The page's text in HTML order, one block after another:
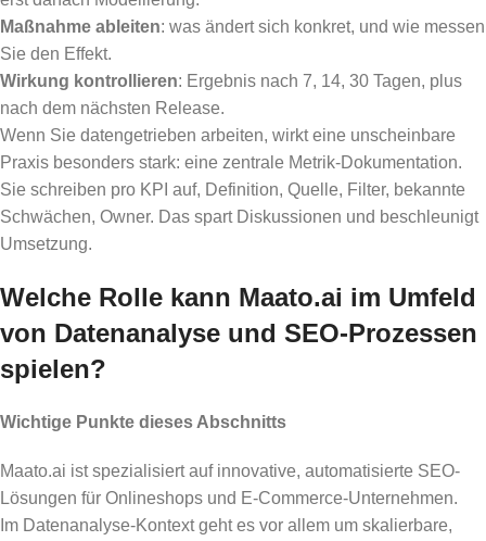
Maßnahme ableiten: was ändert sich konkret, und wie messen
Sie den Effekt.
Wirkung kontrollieren: Ergebnis nach 7, 14, 30 Tagen, plus
nach dem nächsten Release.
Wenn Sie datengetrieben arbeiten, wirkt eine unscheinbare
Praxis besonders stark: eine zentrale Metrik-Dokumentation.
Sie schreiben pro KPI auf, Definition, Quelle, Filter, bekannte
Schwächen, Owner. Das spart Diskussionen und beschleunigt
Umsetzung.
Welche Rolle kann Maato.ai im Umfeld
von Datenanalyse und SEO-Prozessen
spielen?
Wichtige Punkte dieses Abschnitts
Maato.ai ist spezialisiert auf innovative, automatisierte SEO-
Lösungen für Onlineshops und E-Commerce-Unternehmen.
Im Datenanalyse-Kontext geht es vor allem um skalierbare,